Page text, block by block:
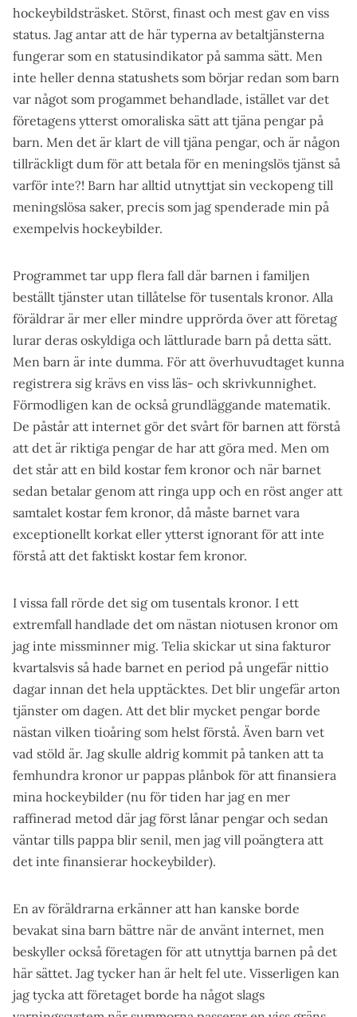
hockeybildsträsket. Störst, finast och mest gav en viss
status. Jag antar att de här typerna av betaltjänsterna
fungerar som en statusindikator på samma sätt. Men
inte heller denna statushets som börjar redan som barn
var något som progammet behandlade, istället var det
företagens ytterst omoraliska sätt att tjäna pengar på
barn. Men det är klart de vill tjäna pengar, och är någon
tillräckligt dum för att betala för en meningslös tjänst så
varför inte?! Barn har alltid utnyttjat sin veckopeng till
meningslösa saker, precis som jag spenderade min på
exempelvis hockeybilder.
Programmet tar upp flera fall där barnen i familjen
beställt tjänster utan tillåtelse för tusentals kronor. Alla
föräldrar är mer eller mindre upprörda över att företag
lurar deras oskyldiga och lättlurade barn på detta sätt.
Men barn är inte dumma. För att överhuvudtaget kunna
registrera sig krävs en viss läs- och skrivkunnighet.
Förmodligen kan de också grundläggande matematik.
De påstår att internet gör det svårt för barnen att förstå
att det är riktiga pengar de har att göra med. Men om
det står att en bild kostar fem kronor och när barnet
sedan betalar genom att ringa upp och en röst anger att
samtalet kostar fem kronor, då måste barnet vara
exceptionellt korkat eller ytterst ignorant för att inte
förstå att det faktiskt kostar fem kronor.
I vissa fall rörde det sig om tusentals kronor. I ett
extremfall handlade det om nästan niotusen kronor om
jag inte missminner mig. Telia skickar ut sina fakturor
kvartalsvis så hade barnet en period på ungefär nittio
dagar innan det hela upptäcktes. Det blir ungefär arton
tjänster om dagen. Att det blir mycket pengar borde
nästan vilken tioåring som helst förstå. Även barn vet
vad stöld är. Jag skulle aldrig kommit på tanken att ta
femhundra kronor ur pappas plånbok för att finansiera
mina hockeybilder (nu för tiden har jag en mer
raffinerad metod där jag först lånar pengar och sedan
väntar tills pappa blir senil, men jag vill poängtera att
det inte finansierar hockeybilder).
En av föräldrarna erkänner att han kanske borde
bevakat sina barn bättre när de använt internet, men
beskyller också företagen för att utnyttja barnen på det
här sättet. Jag tycker han är helt fel ute. Visserligen kan
jag tycka att företaget borde ha något slags